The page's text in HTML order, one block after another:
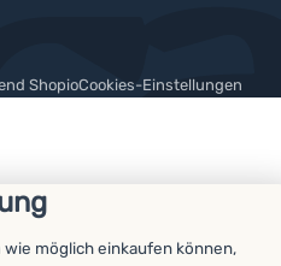
wie möglich einkaufen können,
ShopioCookies-Einstellungen